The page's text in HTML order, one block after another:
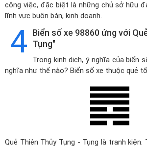
công việc, đặc biệt là những chủ sở hữu
lĩnh vực buôn bán, kinh doanh.
4 Biển số xe 98860 ứng với
Tụng"
Trong kinh dịch, ý nghĩa của biển
nghĩa như thế nào? Biển số xe thuộc quẻ
Quẻ Thiên Thủy Tụng - Tụng là tranh kiện.